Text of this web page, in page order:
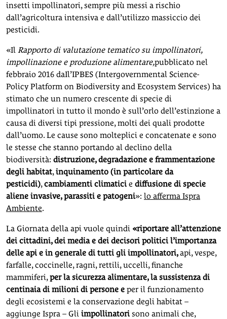
insetti impollinatori, sempre più messi a rischio
dall’agricoltura intensiva e dall’utilizzo massiccio dei
pesticidi.
«Il Rapporto di valutazione tematico su impollinatori,
impollinazione e produzione alimentare,pubblicato nel
febbraio 2016 daIl’IPBES (Intergovernmental Science-
Policy Platform on Biodiversity and Ecosystem Services) ha
stimato che un numero crescente di specie di
impollinatori in tutto il mondo è sull’orlo dell’estinzione a
causa di diversi tipi pressione, molti dei quali prodotte
dall’uomo. Le cause sono molteplici e concatenate e sono
le stesse che stanno portando al declino della
biodiversità: distruzione, degradazione e frammentazione
degli habitat,inquinamento (in particolare da
pesticidi),cambiamenti climatici e diffusione di specie
aliene invasive, parassiti e patogeni»: lo afferma Ispra
Ambiente.
La Giornata della api vuole quindi «riportare all’attenzione
dei cittadini, dei media e dei decisori politici l’importanza
delle api e in generale di tutti gli impollinatori,api, vespe,
farfalle, coccinelle, ragni, rettili, uccelli, finanche
mammiferi,per la sicurezza alimentare, la sussistenza di
centinaia di milioni di persone e per il funzionamento
degli ecosistemi e la conservazione degli habitat –
aggiunge Ispra – Gli impollinatori sono animali che,